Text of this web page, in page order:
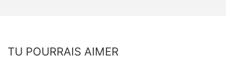
TU POURRAIS AIMER